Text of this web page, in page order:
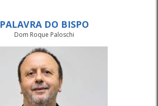
PALAVRA DO BISPO
Dom Roque Paloschi